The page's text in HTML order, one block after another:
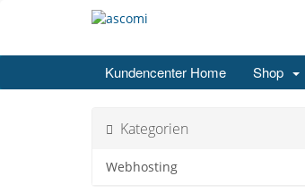
Kundencenter Home Shop
Kategorien
Webhosting